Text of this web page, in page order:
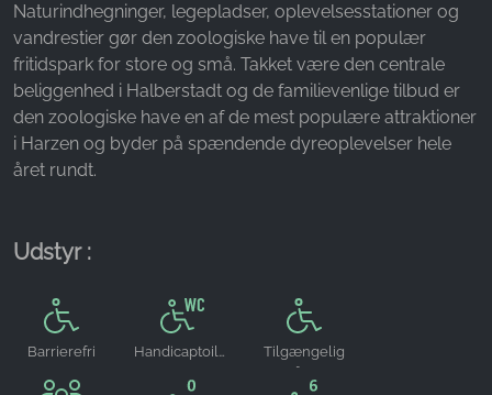
Naturindhegninger, legepladser, oplevelsesstationer og
vandrestier gør den zoologiske have til en populær
fritidspark for store og små. Takket være den centrale
beliggenhed i Halberstadt og de familievenlige tilbud er
den zoologiske have en af de mest populære attraktioner
i Harzen og byder på spændende dyreoplevelser hele
året rundt.
Udstyr :
Barrierefri
Tilgængelig
for
STATISTIK
Statistikcookies indsamler oplysninger anonymt.
Disse oplysninger hjælper os med at forstå,
hvordan vores besøgende bruger vores
hjemmeside.
_ga, _gid, _gac_gb_
Google LLC
Purpose:
Indsamling af statistik om brug af hjemmesiden